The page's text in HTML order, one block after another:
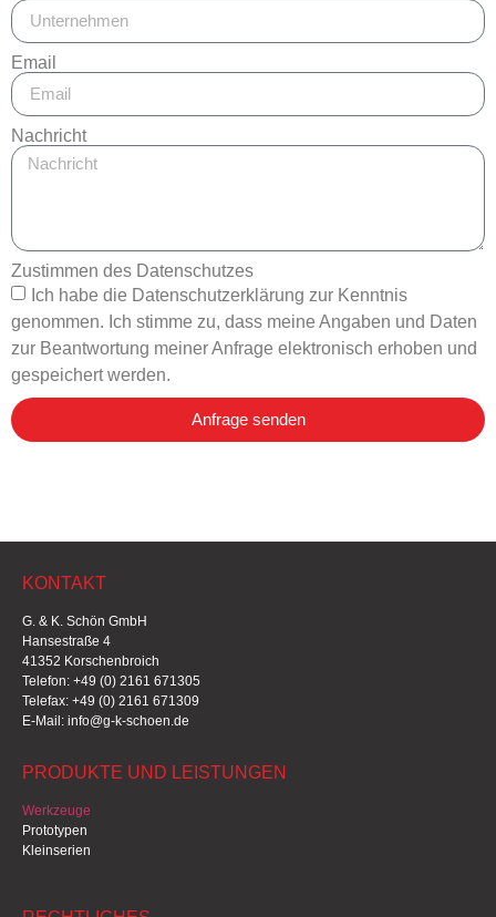
Email
Nachricht
Zustimmen des Datenschutzes
Ich habe die Datenschutzerklärung zur Kenntnis
genommen. Ich stimme zu, dass meine Angaben und Daten
zur Beantwortung meiner Anfrage elektronisch erhoben und
gespeichert werden.
Anfrage senden
KONTAKT
G. & K. Schön GmbH
Hansestraße 4
41352 Korschenbroich
Telefon: +49 (0) 2161 671305
Telefax: +49 (0) 2161 671309
E-Mail: info@g-k-schoen.de
PRODUKTE UND LEISTUNGEN
Werkzeuge
Prototypen
Kleinserien